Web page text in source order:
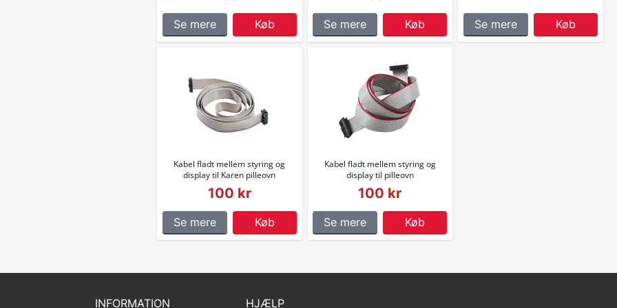
Se mere Køb Se mere Køb Se mere Køb
Kabel fladt mellem styring og
display til Karen pilleovn
100 kr
Se mere Køb
Kabel fladt mellem styring og
display til pilleovn
100 kr
Se mere Køb
INFORMATION HJÆLP